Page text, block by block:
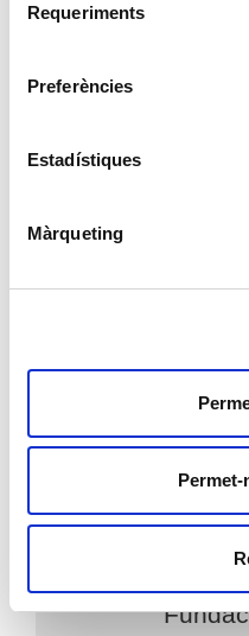
Requeriments
Preferències
Estadístiques
Màrqueting
Permet-
Segon premi del concurs
futur
Aquesta
com a